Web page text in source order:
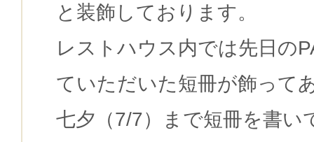
と装飾しております。
レストハウス内では先日の
ていただいた短冊が飾って
七夕（7/7）まで短冊を書い